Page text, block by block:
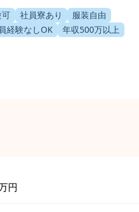
社員寮あり
服装自由
経験なしOK 年収500万以上
円